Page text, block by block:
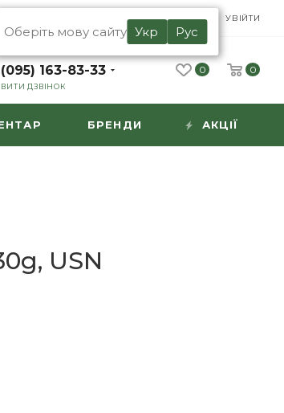
RU
Оберіть мову сайту Укр Рус
УВІЙТИ
163-83-33
ДЗВІНОК
0 0
БРЕНДИ АКЦІЇ
USN